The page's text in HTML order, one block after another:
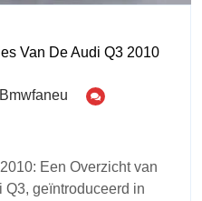
Van De Audi Q3 2010
Bmwfaneu
Een Overzicht van
geïntroduceerd in